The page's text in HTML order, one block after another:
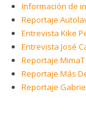
Información de
Reportaje
Entrevista Kike
Entrevista José
Reportaje
Reportaje Más
Reportaje